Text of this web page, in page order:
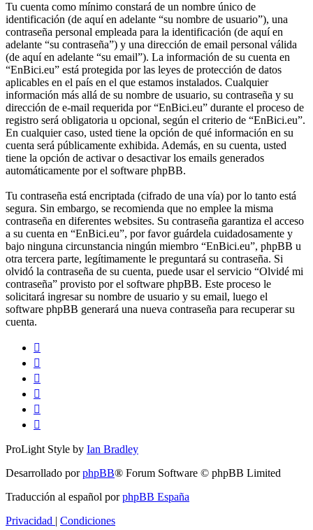
Tu cuenta como mínimo constará de un nombre único de
identificación (de aquí en adelante “su nombre de usuario”), una
contraseña personal empleada para la identificación (de aquí en
adelante “su contraseña”) y una dirección de email personal válida
(de aquí en adelante “su email”). La información de su cuenta en
“EnBici.eu” está protegida por las leyes de protección de datos
aplicables en el país en el que estamos instalados. Cualquier
información más allá de su nombre de usuario, su contraseña y su
dirección de e-mail requerida por “EnBici.eu” durante el proceso de
registro será obligatoria u opcional, según el criterio de “EnBici.eu”.
En cualquier caso, usted tiene la opción de qué información en su
cuenta será públicamente exhibida. Además, en su cuenta, usted
tiene la opción de activar o desactivar los emails generados
automáticamente por el software phpBB.
Tu contraseña está encriptada (cifrado de una vía) por lo tanto está
segura. Sin embargo, se recomienda que no emplee la misma
contraseña en diferentes websites. Su contraseña garantiza el acceso
a su cuenta en “EnBici.eu”, por favor guárdela cuidadosamente y
bajo ninguna circunstancia ningún miembro “EnBici.eu”, phpBB u
otra tercera parte, legítimamente le preguntará su contraseña. Si
olvidó la contraseña de su cuenta, puede usar el servicio “Olvidé mi
contraseña” provisto por el software phpBB. Este proceso le
solicitará ingresar su nombre de usuario y su email, luego el
software phpBB generará una nueva contraseña para recuperar su
cuenta.
ProLight Style by Ian Bradley
Desarrollado porphpBB® Forum Software © phpBB Limited
Traducción al español porphpBB España
Privacidad | Condiciones